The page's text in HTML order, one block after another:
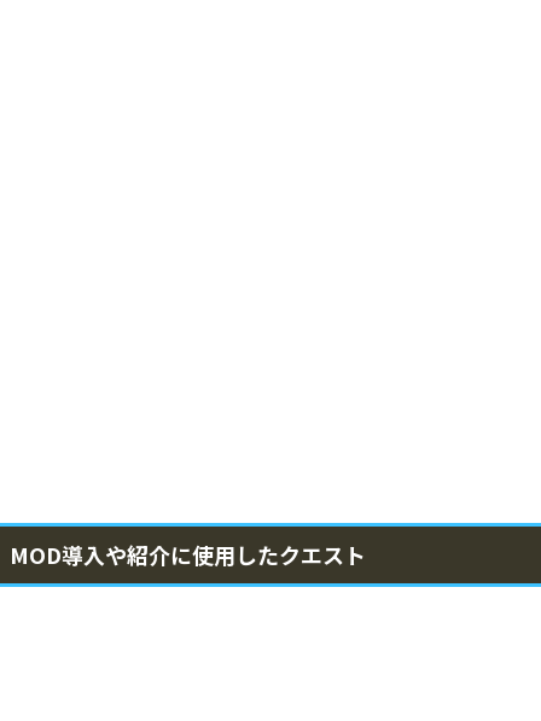
MOD導入や紹介に使用したクエスト